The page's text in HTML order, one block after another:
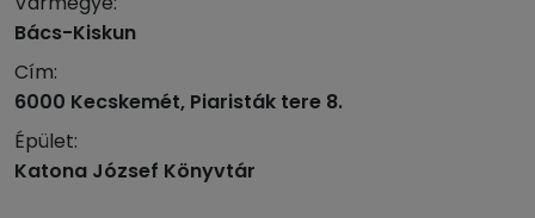
Bács-Kiskun
Cím:
6000 Kecskemét, Piaristák tere 8.
Épület:
Katona József Könyvtár